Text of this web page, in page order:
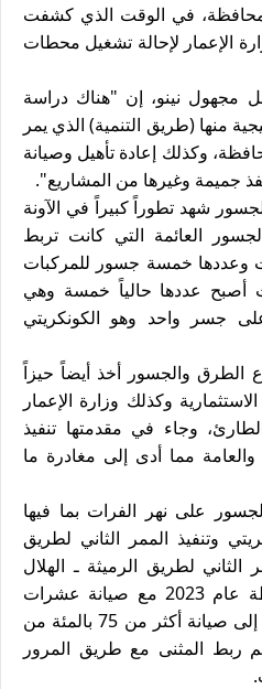
في الوقت الذي كشفت
الإعمار لإحالة تشغيل محطات
مجهول نينو، إن "هناك دراسة
منها (طريق التنمية) الذي يمر
وكذلك إعادة تأهيل وصيانة
جميمة وغيرها من المشاريع".
شهد تطوراً كبيراً في الآونة
العائمة التي كانت تربط
وعددها خمسة جسور للمركبات
أصبح عددها حالياً خمسة وهي
جسر واحد وهو الكونكريتي
الطرق والجسور أخذ أيضاً حيزاً
وكذلك وزارة الإعمار
وجاء في مقدمتها تنفيذ
مما أدى إلى مغادرة ما
على نهر الفرات بما فيها
وتنفيذ الممر الثاني لطريق
لطريق الرميثة ـ الهلال
والرميثة ـ النجمي ضمن خطة عام 2023 مع صيانة عشرات
الطرق وإعادة تأهيلها". ولفت إلى صيانة أكثر من 75 بالمئة من
ربط المثنى مع طريق المرور